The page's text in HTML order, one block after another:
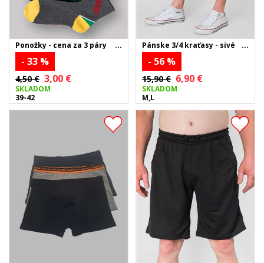
Ponožky - cena za 3 páry
- 33 %
4,50 € 3,00 €
SKLADOM
39-42
Pánske 3/4 kraťasy - sivé
- 56 %
15,90 € 6,90 €
SKLADOM
M,L